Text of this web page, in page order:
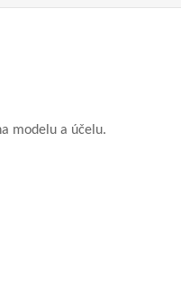
modelu a účelu.